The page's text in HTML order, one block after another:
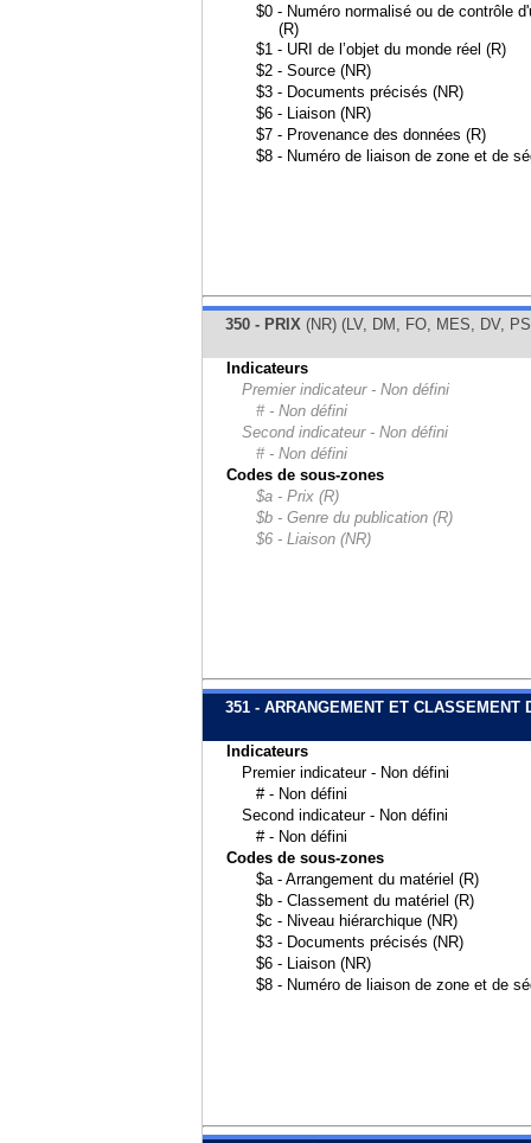
$0 - Numéro normalisé ou de contrôle
(R)
$1 - URI de l’objet du monde réel (R)
$2 - Source (NR)
$3 - Documents précisés (NR)
$6 - Liaison (NR)
$7 - Provenance des données (R)
$8 - Numéro de liaison de zone et de
350 - PRIX (NR) (LV, DM, FO, MES, DV,
Indicateurs
Premier indicateur - Non défini
# - Non défini
Second indicateur - Non défini
# - Non défini
Codes de sous-zones
$a - Prix (R)
$b - Genre du publication (R)
$6 - Liaison (NR)
351 - ARRANGEMENT ET CLASSEMENT
Indicateurs
Premier indicateur - Non défini
# - Non défini
Second indicateur - Non défini
# - Non défini
Codes de sous-zones
$a - Arrangement du matériel (R)
$b - Classement du matériel (R)
$c - Niveau hiérarchique (NR)
$3 - Documents précisés (NR)
$6 - Liaison (NR)
$8 - Numéro de liaison de zone et de